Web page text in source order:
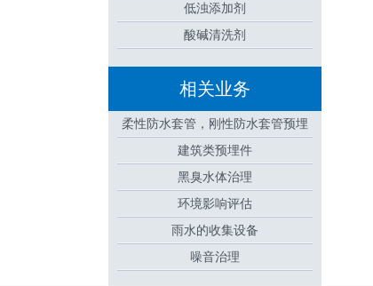
低浊添加剂
酸碱清洗剂
相关业务
柔性防水套管，刚性防水套管预埋
件
建筑类预埋件
黑臭水体治理
环境影响评估
雨水的收集设备
噪音治理